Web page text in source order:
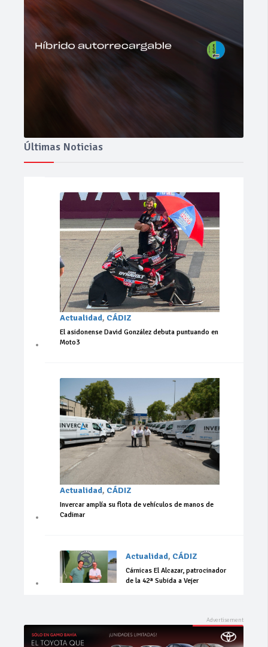
Últimas Noticias
Actualidad, CÁDIZ
El asidonense David González debuta puntuando en
Moto3
Actualidad, CÁDIZ
Invercar amplía su flota de vehículos de manos de
Cadimar
Actualidad, CÁDIZ
Cárnicas El Alcazar, patrocinador
de la 42ª Subida a Vejer